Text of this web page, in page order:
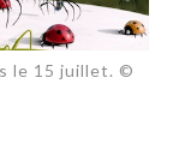
le 15 juillet. ©